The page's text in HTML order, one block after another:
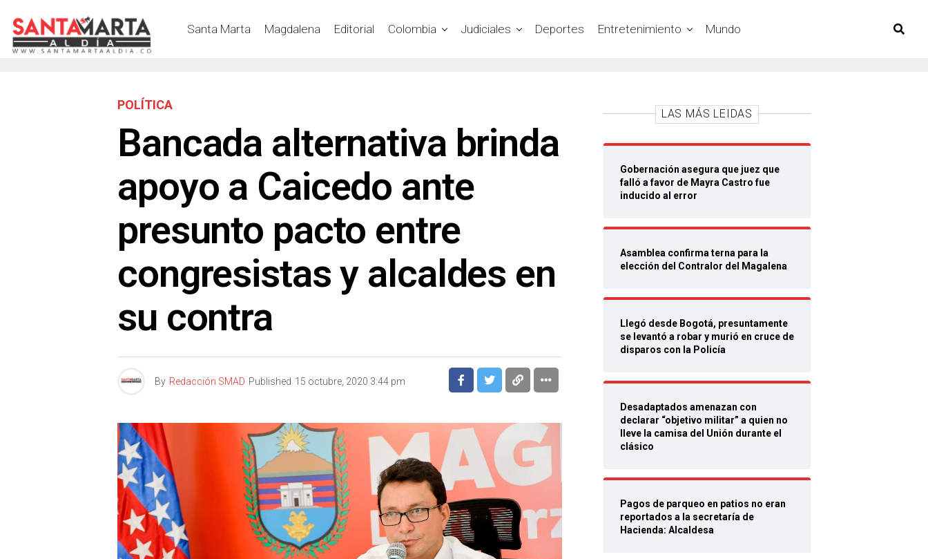
Santa Marta Magdalena Editorial Colombia Judiciales Deportes Entretenimiento Mundo
POLÍTICA
Bancada alternativa brinda
apoyo a Caicedo ante
presunto pacto entre
congresistas y alcaldes en
su contra
By Redacción SMAD Published 15 octubre, 2020 3:44 pm
LAS MÁS LEIDAS
Gobernación asegura que juez que
falló a favor de Mayra Castro fue
inducido al error
Asamblea confirma terna para la
elección del Contralor del Magalena
Llegó desde Bogotá, presuntamente
se levantó a robar y murió en cruce de
disparos con la Policía
Desadaptados amenazan con
declarar “objetivo militar” a quien no
lleve la camisa del Unión durante el
clásico
Pagos de parqueo en patios no eran
reportados a la secretaría de
Hacienda: Alcaldesa